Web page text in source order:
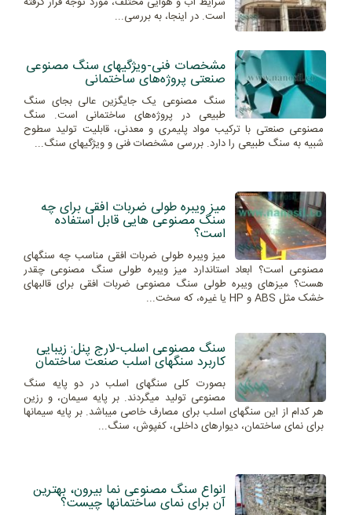
است. در اینجا، به بررسی...
مشخصات فنی-ویژگیهای سنگ مصنوعی
صنعتی پروژه‌های ساختمانی
سنگ مصنوعی یک جایگزین عالی بجای سنگ
طبیعی در پروژه‌های ساختمانی است. سنگ
مصنوعی صنعتی با ترکیب مواد پلیمری و معدنی، قابلیت تولید سطوح
شبیه به سنگ طبیعی را دارد. بررسی مشخصات فنی و ویژگیهای سنگ...
میز ویبره طولی ضربات افقی برای چه
سنگ مصنوعی هایی قابل استفاده
است؟
میز ویبره طولی ضربات افقی مناسب چه سنگهای
مصنوعی است؟ ابعاد استاندارد میز ویبره طولی سنگ مصنوعی چقدر
هست؟ میزهای ویبره طولی سنگ مصنوعی ضربات افقی برای قالبهای
خشک مثل ABS و HP یا غیره، که سخت...
سنگ مصنوعی اسلب-لارج پنل: زیبایی
کاربرد سنگهای اسلب صنعت ساختمان
بصورت کلی سنگهای اسلب در دو پایه سنگ
مصنوعی تولید میگردند. بر پایه سیمان، و رزین
هر کدام از این سنگهای اسلب برای مصارف خاصی میباشد. بر پایه سیمانها
برای نمای ساختمان، دیوارهای داخلی، کفپوش، سنگ...
انواع سنگ مصنوعی نما بیرون، بهترین
آن برای نمای ساختمانها چیست؟